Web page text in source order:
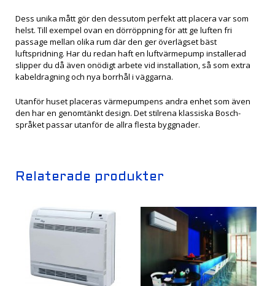
Dess unika mått gör den dessutom perfekt att placera var som
helst. Till exempel ovan en dörröppning för att ge luften fri
passage mellan olika rum där den ger överlägset bäst
luftspridning. Har du redan haft en luftvärmepump installerad
slipper du då även onödigt arbete vid installation, så som extra
kabeldragning och nya borrhål i väggarna.
Utanför huset placeras värmepumpens andra enhet som även
den har en genomtänkt design. Det stilrena klassiska Bosch-
språket passar utanför de allra flesta byggnader.
Relaterade produkter